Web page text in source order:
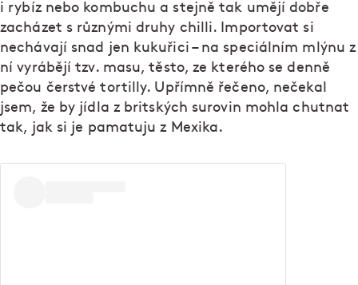
i rybíz nebo kombuchu a stejně tak umějí dobře
zacházet s různými druhy chilli. Importovat si
nechávají snad jen kukuřici – na speciálním mlýnu z
ní vyrábějí tzv. masu, těsto, ze kterého se denně
pečou čerstvé tortilly. Upřímně řečeno, nečekal
jsem, že by jídla z britských surovin mohla chutnat
tak, jak si je pamatuju z Mexika.